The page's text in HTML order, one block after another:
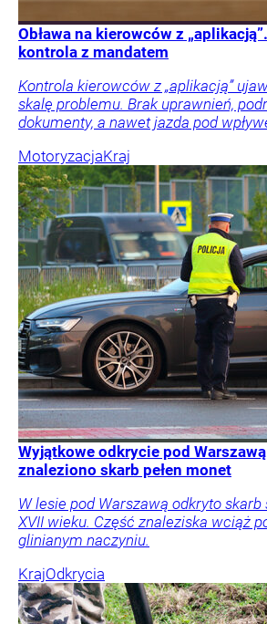
Obława na kierowców z
kontrola z mandatem
Kontrola kierowców z „aplikacją”
skalę problemu. Brak uprawnień,
dokumenty, a nawet jazda pod
MotoryzacjaKraj
Wyjątkowe odkrycie pod
znaleziono skarb pełen monet
W lesie pod Warszawą odkryto
XVII wieku. Część znaleziska wciąż
glinianym naczyniu.
KrajOdkrycia